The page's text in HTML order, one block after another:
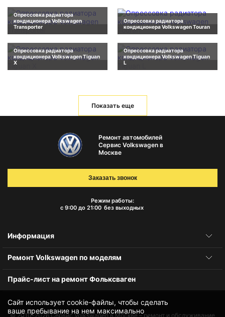
Опрессовка радиатора
кондиционера Volkswagen
Transporter
Опрессовка радиатора
кондиционера Volkswagen Touran
Опрессовка радиатора
кондиционера Volkswagen Tiguan
X
Опрессовка радиатора
кондиционера Volkswagen Tiguan
L
Показать еще
Сайт использует cookie-файлы, чтобы сделать
ваше пребывание на нем максимально
Ремонт автомобилей
Сервис Volkswagen в
Москве
Режим работы:
с 9:00 до 21:00 без выходных
Заказать звонок
Информация
Ремонт Volkswagen по моделям
Прайс-лист на ремонт Фольксваген
© 2010-2026Сервис Volkswagen в Москве – ремонт и обслуживание